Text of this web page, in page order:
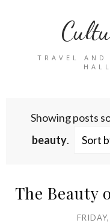
TRAVEL
Showing posts
beauty. Sort
The Beauty